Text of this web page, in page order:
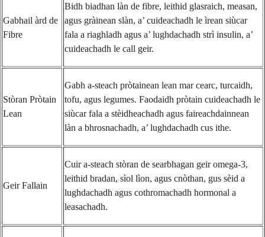
Gabhail àrd de
Fibre
Bidh biadhan làn de fibre, leithid glasraich, measan,
agus gràinean slàn, a’ cuideachadh le ìrean siùcar
fala a riaghladh agus a’ lughdachadh strì insulin, a’
cuideachadh le call geir.
Stòran Pròtain
Lean
Gabh a-steach pròtainean lean mar cearc, turcaidh,
tofu, agus legumes. Faodaidh pròtain cuideachadh le
siùcar fala a stèidheachadh agus faireachdainnean
làn a bhrosnachadh, a’ lughdachadh cus ithe.
Geir Fallain
Cuir a-steach stòran de searbhagan geir omega-3,
leithid bradan, sìol lìon, agus cnòthan, gus sèid a
lughdachadh agus cothromachadh hormonal a
leasachadh.